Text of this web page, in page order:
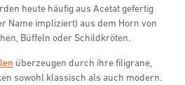
heute häufig aus Acetat gefertig
Name impliziert) aus dem Horn von
Büffeln oder Schildkröten.
überzeugen durch ihre filigrane,
sowohl klassisch als auch modern.